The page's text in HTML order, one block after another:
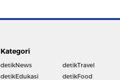
Kategori
detikNews
detikEdukasi
detikTravel
detikFood